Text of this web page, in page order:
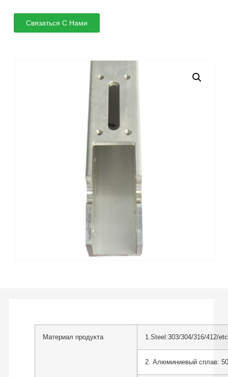
Связаться С Нами
Материал продукта 1.Steel:303/304/316/412/etc
2. Алюминиевый сплав: